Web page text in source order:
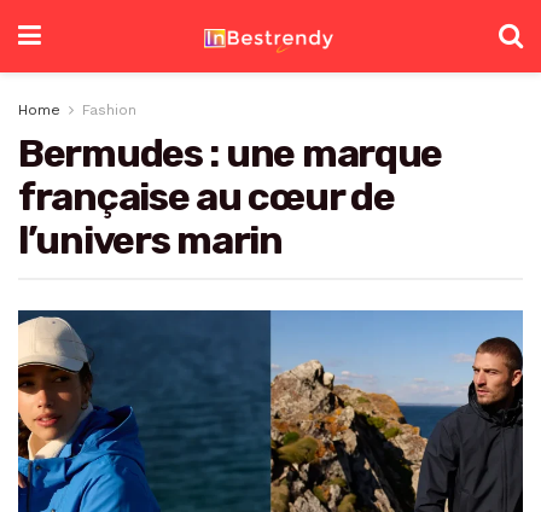
Home Fashion
Bermudes : une marque
française au cœur de
l’univers marin